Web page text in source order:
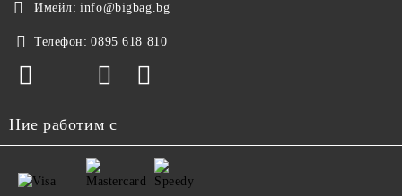
Имейл: info@bigbag.bg
Телефон: 0895 618 810
Ние работим с